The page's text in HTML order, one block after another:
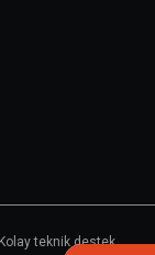
teknik destek